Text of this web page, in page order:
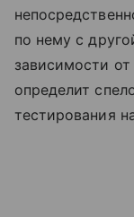
по нему с
зависимости от
определит
тестирования